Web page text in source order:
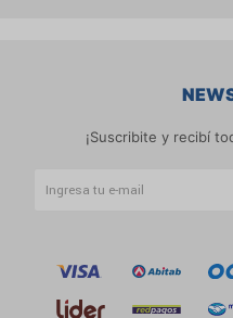
¡Suscribite y recibí